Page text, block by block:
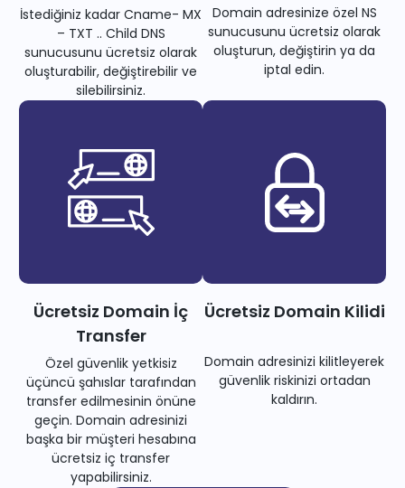
İstediğiniz kadar Cname- MX
– TXT .. Child DNS
sunucusunu ücretsiz olarak
oluşturabilir, değiştirebilir ve
silebilirsiniz.
Domain adresinize özel NS
sunucusunu ücretsiz olarak
oluşturun, değiştirin ya da
iptal edin.
Ücretsiz Domain İç
Transfer
Özel güvenlik yetkisiz
üçüncü şahıslar tarafından
transfer edilmesinin önüne
geçin. Domain adresinizi
başka bir müşteri hesabına
ücretsiz iç transfer
yapabilirsiniz.
Ücretsiz Domain Kilidi
Domain adresinizi kilitleyerek
güvenlik riskinizi ortadan
kaldırın.